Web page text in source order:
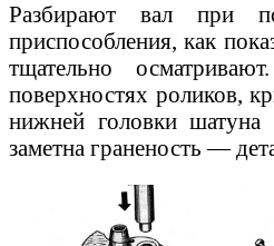
Разбирают вал при
приспособления, как
тщательно
поверхностях роликов,
нижней головки шатуна
заметна граненость —